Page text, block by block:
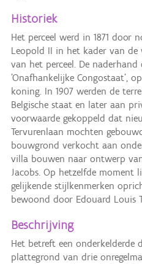
Historiek
Het perceel werd in 1871 door
Leopold II in het kader van de
van het perceel. De
'Onafhankelijke Congostaat',
koning. In 1907 werden de
Belgische staat en later aan
voorwaarde gekoppeld dat
Tervurenlaan mochten
bouwgrond verkocht aan
villa bouwen naar ontwerp
Jacobs. Op hetzelfde moment
gelijkende stijlkenmerken
bewoond door Edouard Louis
Beschrijving
Het betreft een onderkelderde
plattegrond van drie